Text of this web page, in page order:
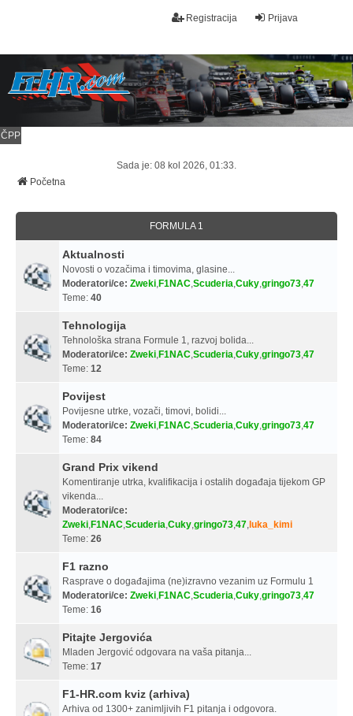
Prijava
Registracija
ČPP
Sada je: 08 kol 2026, 01:33.
Početna
FORMULA 1
Aktualnosti
Novosti o vozačima i timovima, glasine...
Moderatori/ce: Zweki,F1NAC,Scuderia,Cuky,gringo73,47
Teme: 40
Tehnologija
Tehnološka strana Formule 1, razvoj bolida...
Moderatori/ce: Zweki,F1NAC,Scuderia,Cuky,gringo73,47
Teme: 12
Povijest
Povijesne utrke, vozači, timovi, bolidi...
Moderatori/ce: Zweki,F1NAC,Scuderia,Cuky,gringo73,47
Teme: 84
Grand Prix vikend
Komentiranje utrka, kvalifikacija i ostalih događaja tijekom GP
vikenda...
Moderatori/ce:
Zweki,F1NAC,Scuderia,Cuky,gringo73,47,luka_kimi
Teme: 26
F1 razno
Rasprave o događajima (ne)izravno vezanim uz Formulu 1
Moderatori/ce: Zweki,F1NAC,Scuderia,Cuky,gringo73,47
Teme: 16
Pitajte Jergovića
Mladen Jergović odgovara na vaša pitanja...
Teme: 17
F1-HR.com kviz (arhiva)
Arhiva od 1300+ zanimljivih F1 pitanja i odgovora.